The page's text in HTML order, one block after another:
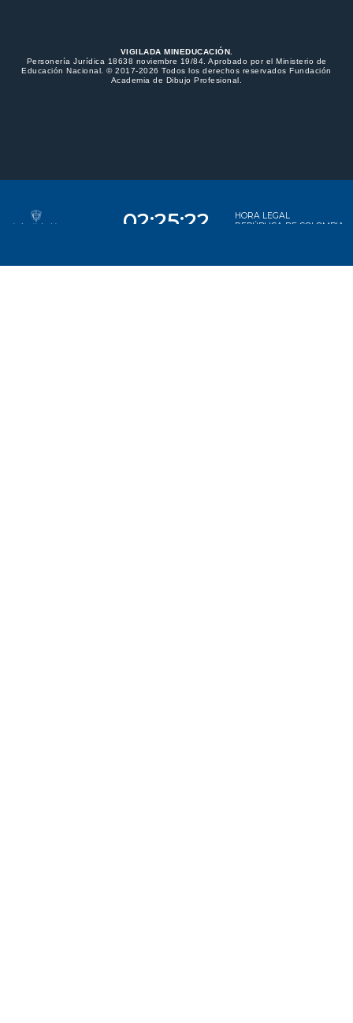
VIGILADA MINEDUCACIÓN.
Personería Jurídica 18638 noviembre 19/84. Aprobado por el Ministerio de
Educación Nacional. © 2017-2026 Todos los derechos reservados Fundación
Academia de Dibujo Profesional.